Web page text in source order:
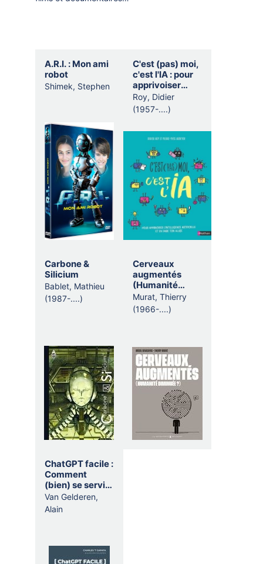
thematique
A.R.I. : Mon ami
robot
Shimek, Stephen
C'est (pas) moi,
c'est l'IA : pour
apprivoiser
l'intelligence
artificielle et en
faire ton alliée
Roy, Didier
(1957-....)
Carbone &
Silicium
Bablet, Mathieu
(1987-....)
Cerveaux
augmentés
(Humanité
diminuée ?)
Murat, Thierry
(1966-....)
ChatGPT facile :
Comment
(bien) se servir
de ChatGPT
Van Gelderen,
Alain